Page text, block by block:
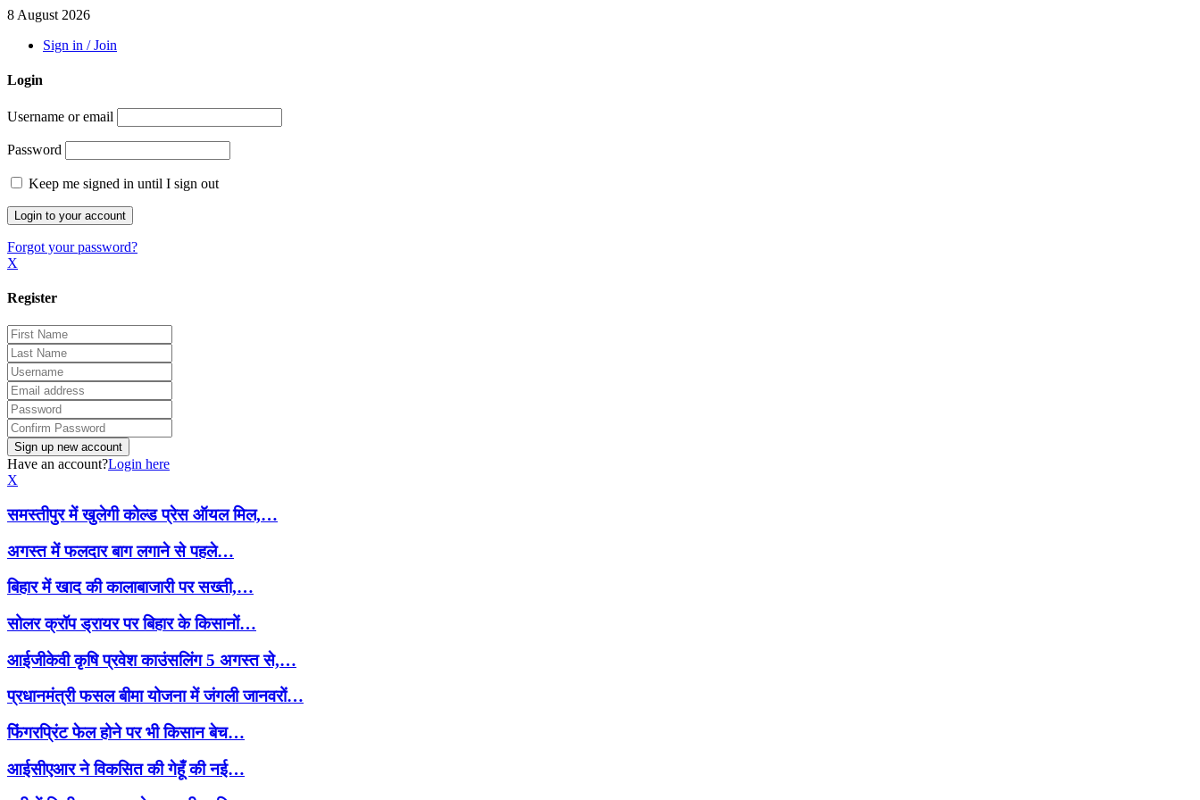
8 August 2026
Sign in / Join
Login
Username or email
Password
Keep me signed in until I sign out
Forgot your password?
X
Register
Have an account?Login here
X
समस्तीपुर में खुलेगी कोल्ड प्रेस ऑयल मिल,…
अगस्त में फलदार बाग लगाने से पहले…
बिहार में खाद की कालाबाजारी पर सख्ती,…
सोलर क्रॉप ड्रायर पर बिहार के किसानों…
आईजीकेवी कृषि प्रवेश काउंसलिंग 5 अगस्त से,…
प्रधानमंत्री फसल बीमा योजना में जंगली जानवरों…
फिंगरप्रिंट फेल होने पर भी किसान बेच…
आईसीएआर ने विकसित की गेहूँ की नई…